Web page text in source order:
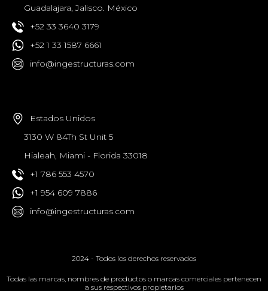
Guadalajara, Jalisco. México
+52 33 3640 3179
+52 1 33 1587 6661
info@ingestructuras.com
Estados Unidos
3130 W 84Th St Unit 5
Hialeah, Miami - Florida 33018
+1 786 553 4570
+1 954 609 7886
info@ingestructuras.com
2024 - Todos los derechos reservados
Todas las marcas, nombres de productos o marcas comerciales pertenecen
a sus respectivos propietarios